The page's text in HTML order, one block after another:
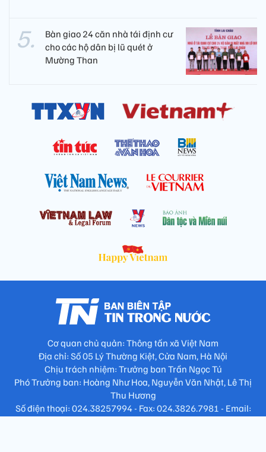
Bàn giao 24 căn nhà tái định cư
cho các hộ dân bị lũ quét ở
Mường Than
Cơ quan chủ quản: Thông tấn xã Việt Nam
Địa chỉ: Số 05 Lý Thường Kiệt, Cửa Nam, Hà Nội
Chịu trách nhiệm: Trưởng ban Trần Ngọc Tú
Phó Trưởng ban: Hoàng Như Hoa, Nguyễn Văn Nhật, Lê Thị
Thu Hương
Số điện thoại: 024.38257994 - Fax: 024.3826.7981 - Email: